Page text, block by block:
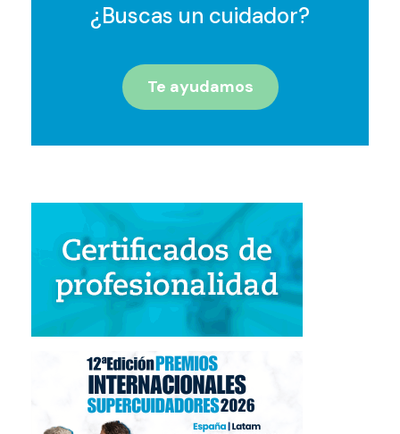
¿Buscas un cuidador?
Te ayudamos